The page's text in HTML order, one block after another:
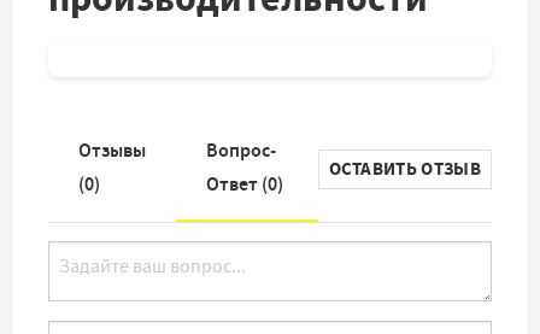
Отзывы
(0)
Вопрос-
Ответ (0)
ОСТАВИТЬ ОТЗЫВ